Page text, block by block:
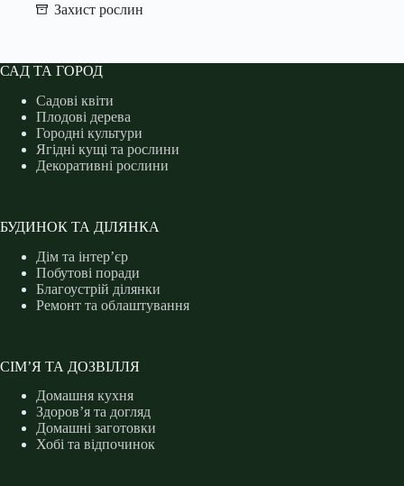
Захист рослин
САД ТА ГОРОД
Садові квіти
Плодові дерева
Городні культури
Ягідні кущі та рослини
Декоративні рослини
БУДИНОК ТА ДІЛЯНКА
Дім та інтер’єр
Побутові поради
Благоустрій ділянки
Ремонт та облаштування
СІМ’Я ТА ДОЗВІЛЛЯ
Домашня кухня
Здоров’я та догляд
Домашні заготовки
Хобі та відпочинок